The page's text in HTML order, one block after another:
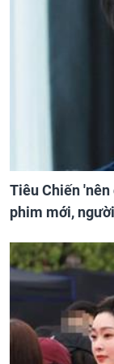
Tiêu Chiến
phim mới,